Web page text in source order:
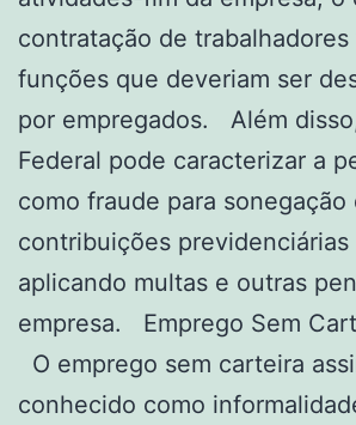
contratação de trabalhadores
funções que deveriam ser
por empregados. Além
Federal pode caracterizar a
como fraude para sonegação
contribuições previdenciárias
aplicando multas e outras
empresa. Emprego Sem
O emprego sem carteira
conhecido como